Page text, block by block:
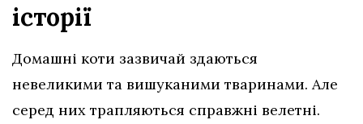
історії
Домашні коти зазвичай здаються
невеликими та вишуканими тваринами. Але
серед них трапляються справжні велетні.